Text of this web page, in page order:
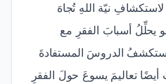
نيّة اللهِ تُجاهَ
يحلِّلُ أسبابَ الفقرِ مع
الدروسَ المستفادةَ
تعاليمَ يسوعَ حولَ الفقرِ